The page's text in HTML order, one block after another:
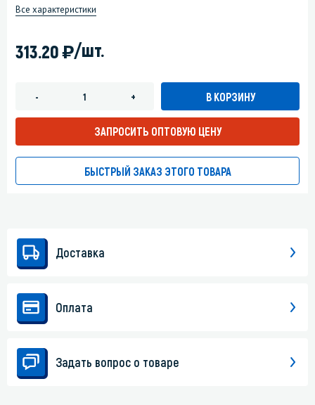
Все характеристики
313.20)/шт.
- + В КОРЗИНУ
ЗАПРОСИТЬ ОПТОВУЮ ЦЕНУ
БЫСТРЫЙ ЗАКАЗ ЭТОГО ТОВАРА
Доставка
Оплата
Задать вопрос о товаре